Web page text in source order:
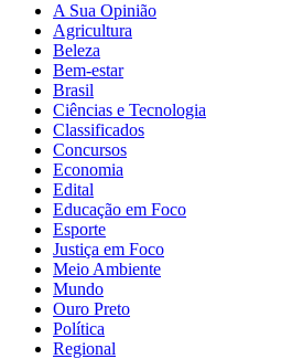
A Sua Opinião
Agricultura
Beleza
Bem-estar
Brasil
Ciências e Tecnologia
Classificados
Concursos
Economia
Edital
Educação em Foco
Esporte
Justiça em Foco
Meio Ambiente
Mundo
Ouro Preto
Política
Regional